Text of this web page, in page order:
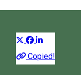
Copied!
12:00 - 22:00